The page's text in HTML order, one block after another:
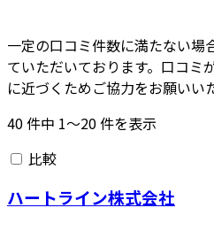
一定の口コミ件数に満たない場
ていただいております。口コミ
に近づくためご協力をお願いい
40件中 1〜20件を表示
比較
ハートライン株式会社